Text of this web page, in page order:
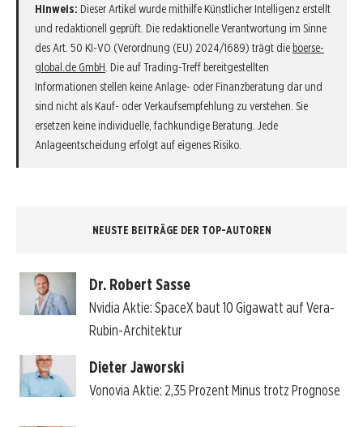
Hinweis: Dieser Artikel wurde mithilfe Künstlicher Intelligenz erstellt
und redaktionell geprüft. Die redaktionelle Verantwortung im Sinne
des Art. 50 KI-VO (Verordnung (EU) 2024/1689) trägt die boerse-
global.de GmbH . Die auf Trading-Treff bereitgestellten
Informationen stellen keine Anlage- oder Finanzberatung dar und
sind nicht als Kauf- oder Verkaufsempfehlung zu verstehen. Sie
ersetzen keine individuelle, fachkundige Beratung. Jede
Anlageentscheidung erfolgt auf eigenes Risiko.
NEUSTE BEITRÄGE DER TOP-AUTOREN
Dr. Robert Sasse
Nvidia Aktie: SpaceX baut 10 Gigawatt auf Vera-
Rubin-Architektur
Dieter Jaworski
Vonovia Aktie: 2,35 Prozent Minus trotz Prognose